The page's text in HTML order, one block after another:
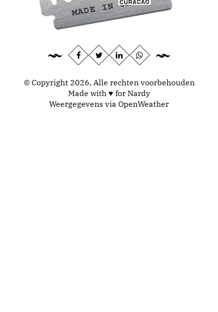
© Copyright 2026, Alle rechten voorbehouden
Made with ♥ for Nardy
Weergegevens via OpenWeather